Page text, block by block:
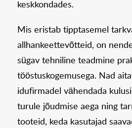
keskkondades.
Mis eristab tipptasemel
allhankeettevõtteid, on
sügav tehniline teadmine
tööstuskogemusega. Nad
idufirmadel vähendada
turule jõudmise aega ning
tooteid, keda kasutajad